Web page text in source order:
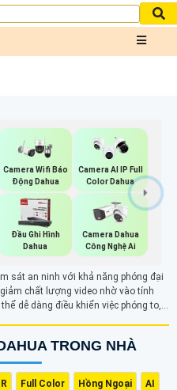
Camera Wifi Báo
Động Dahua
Camera AI IP Full
Color Dahua
Đầu Ghi Hình
Dahua
Camera Dahua
Công Nghệ Ai
sát an ninh với khả năng phóng đại
chất lượng video nhờ vào tính
dễ dàng điều khiển việc phóng to,
sát từ xa. TRONG NHÀ
Full Color Hồng Ngoại AI